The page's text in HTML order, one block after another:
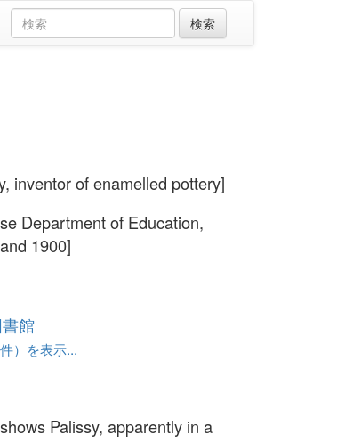
inventor of enamelled pottery]
Department of Education,
1900]
館
）を表示...
Palissy, apparently in a